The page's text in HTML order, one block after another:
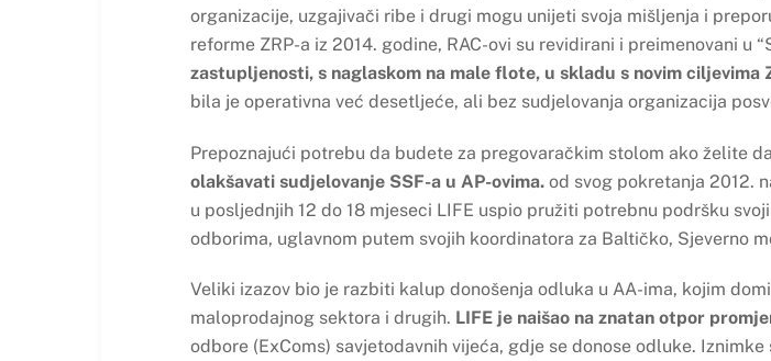
organizacije, uzgajivači ribe i drugi mogu unijeti svoja mišljenja i
reforme ZRP-a iz 2014. godine, RAC-ovi su revidirani i preimenovani u
zastupljenosti, s naglaskom na male flote, u skladu s novim ciljevima
bila je operativna već desetljeće, ali bez sudjelovanja organizacija
Prepoznajući potrebu da budete za pregovaračkim stolom ako želite
olakšavati sudjelovanje SSF-a u AP-ovima. od svog pokretanja 2012.
u posljednjih 12 do 18 mjeseci LIFE uspio pružiti potrebnu podršku
odborima, uglavnom putem svojih koordinatora za Baltičko, Sjeverno
Veliki izazov bio je razbiti kalup donošenja odluka u AA-ima, kojim
maloprodajnog sektora i drugih. LIFE je naišao na znatan otpor
odbore (ExComs) savjetodavnih vijeća, gdje se donose odluke.